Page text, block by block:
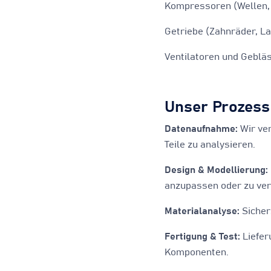
Kompressoren
Getriebe (Zahnräder,
Ventilatoren und
Unser Prozess
Datenaufnahme: Wir
Teile zu analysieren.
Design & Modellierung:
anzupassen oder zu
Materialanalyse:
Fertigung & Test:
Komponenten.